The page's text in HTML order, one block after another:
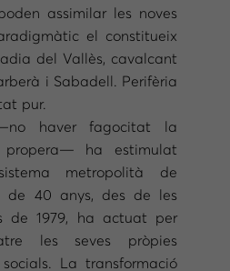
assimilar les noves
el constitueix
del Vallès, cavalcant
i Sabadell. Perifèria
pur.
haver fagocitat la
ha estimulat
metropolità de
40 anys, des de les
de 1979, ha actuat per
les seves pròpies
La transformació